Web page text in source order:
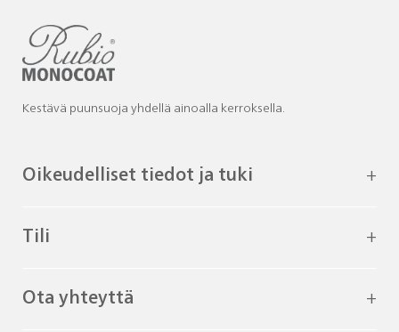
Kestävä puunsuoja yhdellä ainoalla kerroksella.
Oikeudelliset tiedot ja tuki
Tili
Ota yhteyttä